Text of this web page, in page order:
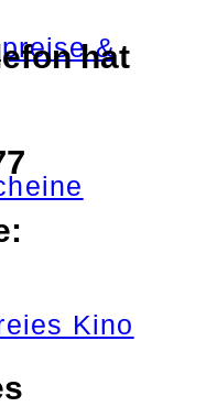
&
Kino
hat